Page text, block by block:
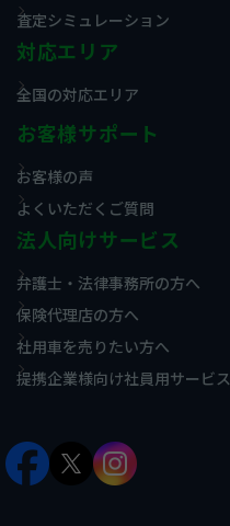
査定シミュレーション
対応エリア
全国の対応エリア
お客様サポート
お客様の声
よくいただくご質問
法人向けサービス
弁護士・法律事務所の方へ
保険代理店の方へ
社用車を売りたい方へ
提携企業様向け社員用サービス